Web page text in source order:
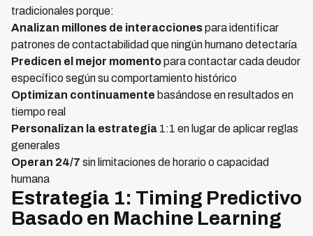
tradicionales porque:
Analizan millones de interaccionespara identificar
patrones de contactabilidad que ningún humano detectaría
Predicen el mejor momentopara contactar cada deudor
específico según su comportamiento histórico
Optimizan continuamente basándose en resultados en
tiempo real
Personalizan la estrategia 1:1 en lugar de aplicar reglas
generales
Operan 24/7 sin limitaciones de horario o capacidad
humana
Estrategia 1: Timing Predictivo
Basado en Machine Learning